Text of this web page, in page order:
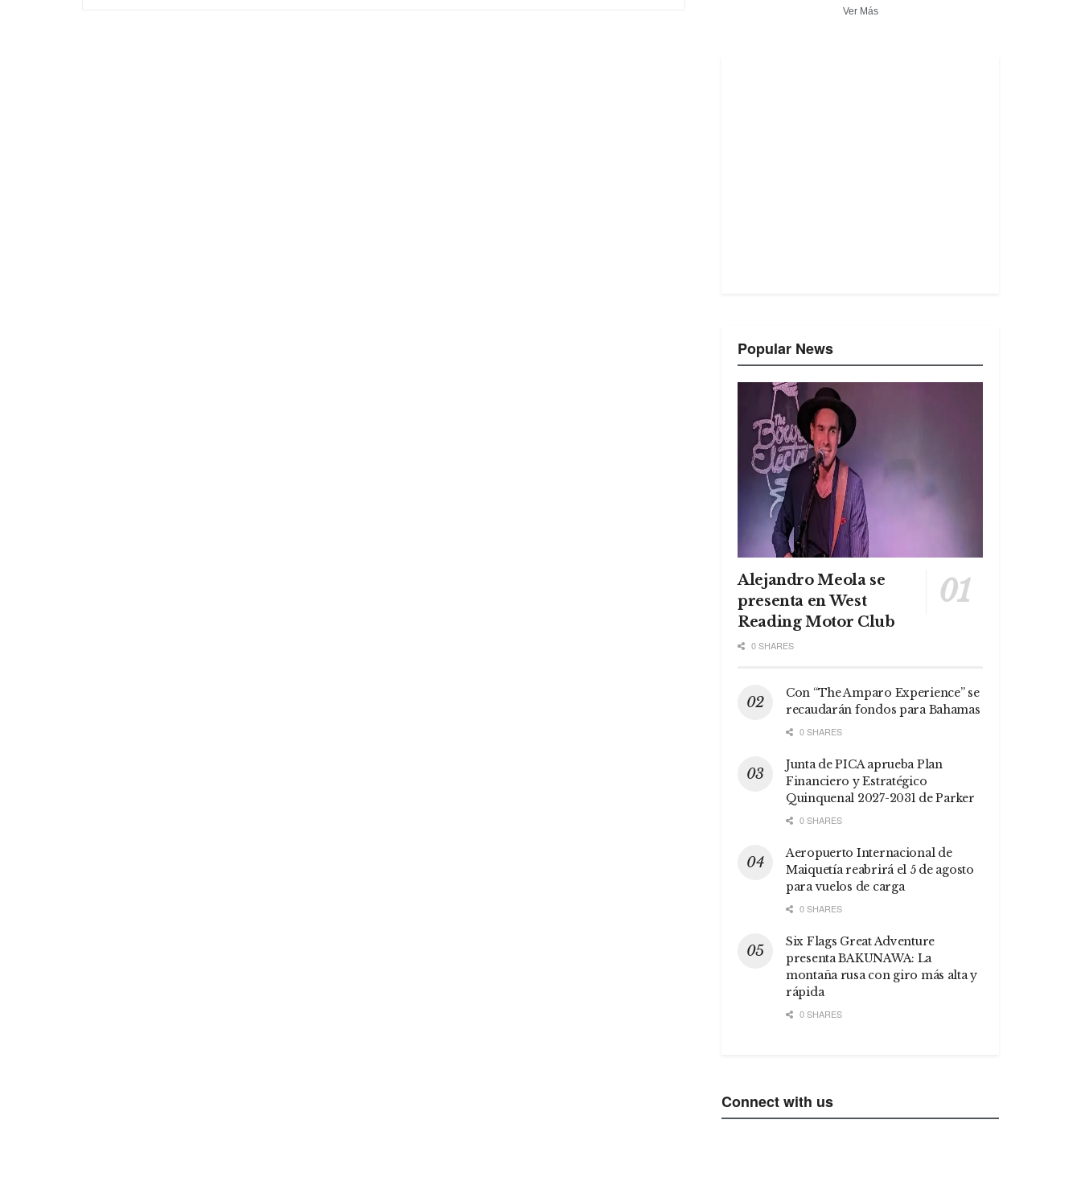
Ver Más
Popular News
Alejandro Meola se
presenta en West
Reading Motor Club
0 SHARES
Con “The Amparo Experience” se
recaudarán fondos para Bahamas
0 SHARES
Junta de PICA aprueba Plan
Financiero y Estratégico
Quinquenal 2027-2031 de Parker
0 SHARES
Aeropuerto Internacional de
Maiquetía reabrirá el 5 de agosto
para vuelos de carga
0 SHARES
Six Flags Great Adventure
presenta BAKUNAWA: La
montaña rusa con giro más alta y
rápida
0 SHARES
Connect with us